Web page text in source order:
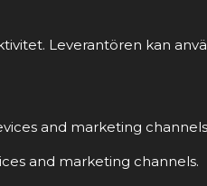
Leverantören kan
and marketing
and marketing channels.